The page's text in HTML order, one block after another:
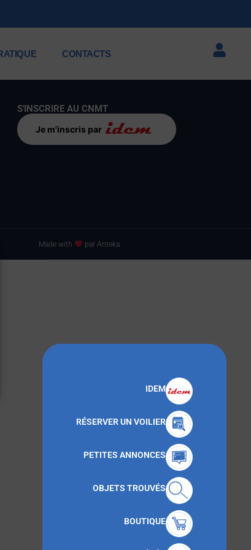
CONTACTS
IDEM
RÉSERVER UN VOILIER
PETITES ANNONCES
OBJETS TROUVÉS
BOUTIQUE
S'INSCRIRE AU CNMT
Je m'inscris par
Made with par Anteka